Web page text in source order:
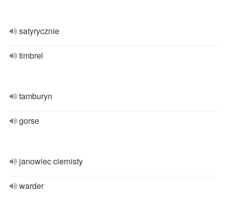
satyrycznie
timbrel
tamburyn
gorse
janowiec ciernisty
warder